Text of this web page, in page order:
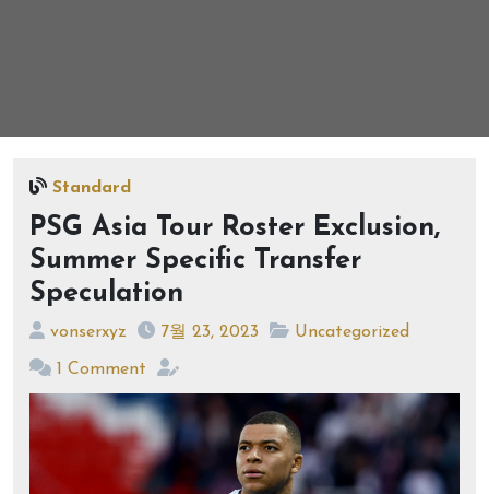
Standard
PSG Asia Tour Roster Exclusion,
Summer Specific Transfer
Speculation
vonserxyz 7월 23, 2023 Uncategorized
1 Comment